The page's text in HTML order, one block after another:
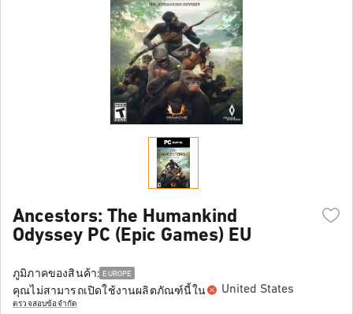
Ancestors: The Humankind
Odyssey PC (Epic Games) EU
ภูมิภาคของสินค้า: EUROPE
คุณไม่สามารถเปิดใช้งานผลิตภัณฑ์นี้ใน United States
ตรวจสอบข้อจำกัด